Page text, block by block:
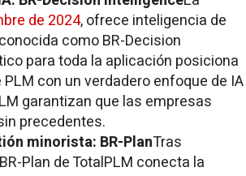
de 2024, ofrece inteligencia de
como BR-Decision
para toda la aplicación posiciona
con un verdadero enfoque de IA
garantizan que las empresas
precedentes.
minorista: BR-PlanTras
Plan de TotalPLM conecta la